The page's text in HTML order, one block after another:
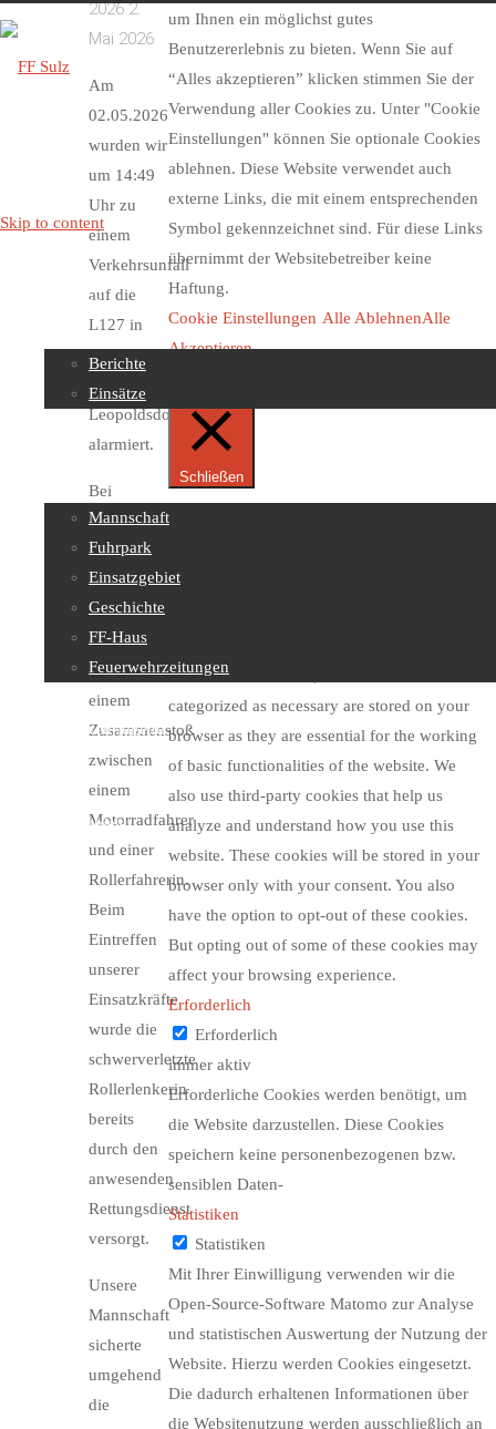
Skip to content
Beiträge
Berichte
Einsätze
Über uns
Mannschaft
Fuhrpark
Einsatzgebiet
Geschichte
FF-Haus
Feuerwehrzeitungen
Feuerwehrjugend
Sachgebiete
Kontakt
20262.
Mai 2026
Am
02.05.2026
wurden wir
um 14:49
Uhr zu
einem
Verkehrsunfall
auf die
L127 in
Richtung
Klausen-
Leopoldsdorf
alarmiert.
Bei
Straßenkilometer
18,4 kam
es aus
bisher
unbekannter
Ursache zu
einem
Zusammenstoß
zwischen
einem
Motorradfahrer
und einer
Rollerfahrerin.
Beim
Eintreffen
unserer
Einsatzkräfte
wurde die
schwerverletzte
Rollerlenkerin
bereits
durch den
anwesenden
Rettungsdienst
versorgt.
Unsere
Mannschaft
sicherte
umgehend
die
um Ihnen ein möglichst gutes
Benutzererlebnis zu bieten. Wenn Sie auf
“Alles akzeptieren” klicken stimmen Sie der
Verwendung aller Cookies zu. Unter "Cookie
Einstellungen" können Sie optionale Cookies
ablehnen. Diese Website verwendet auch
externe Links, die mit einem entsprechenden
Symbol gekennzeichnet sind. Für diese Links
übernimmt der Websitebetreiber keine
Haftung.
Cookie Einstellungen Alle AblehnenAlle
Akzeptieren
Schließen
website. Out of these, the cookies that are
categorized as necessary are stored on your
browser as they are essential for the working
of basic functionalities of the website. We
also use third-party cookies that help us
analyze and understand how you use this
website. These cookies will be stored in your
browser only with your consent. You also
have the option to opt-out of these cookies.
But opting out of some of these cookies may
affect your browsing experience.
Erforderlich
Erforderlich
immer aktiv
Erforderliche Cookies werden benötigt, um
die Website darzustellen. Diese Cookies
speichern keine personenbezogenen bzw.
sensiblen Daten-
Statistiken
Statistiken
Mit Ihrer Einwilligung verwenden wir die
Open-Source-Software Matomo zur Analyse
und statistischen Auswertung der Nutzung der
Website. Hierzu werden Cookies eingesetzt.
Die dadurch erhaltenen Informationen über
die Websitenutzung werden ausschließlich an